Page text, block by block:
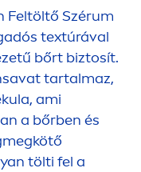
Feltöltő Szérum
textúrával
bőrt biztosít.
tartalmaz,
ami
a bőrben és
tölti fel a